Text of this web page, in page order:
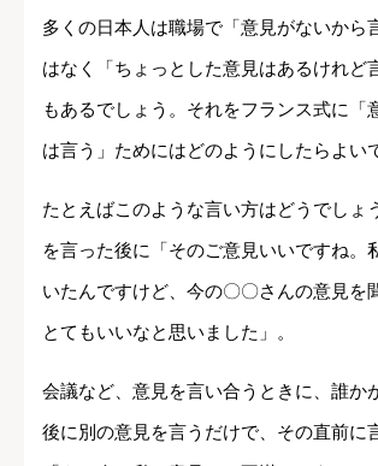
多くの日本人は職場で「意見がないから
はなく「ちょっとした意見はあるけれど
もあるでしょう。それをフランス式に「
は言う」ためにはどのようにしたらよい
たとえばこのような言い方はどうでしょ
を言った後に「そのご意見いいですね。
いたんですけど、今の〇〇さんの意見を
とてもいいなと思いました」。
会議など、意見を言い合うときに、誰か
後に別の意見を言うだけで、その直前に